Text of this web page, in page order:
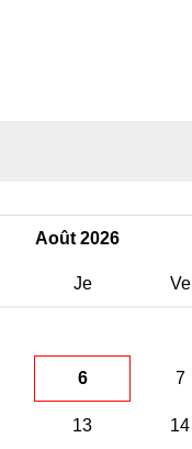
Août 2026
Je Ve
6 7
13 14